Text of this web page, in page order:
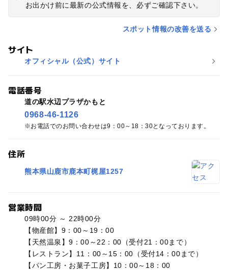
お出かけ前に最新の公式情報を、必ずご確認下さい。
スポット情報の改善を送る
サイト
オフィシャル（公式）サイト
電話番号
道の駅水辺プラザかもと
0968-46-1126
お電話でのお問い合わせは9：00～18：30となっております。
住所
熊本県山鹿市鹿本町梶屋1257
営業時間
09時00分 ～ 22時00分
【物産館】9：00～19：00
【天然温泉】9：00～22：00（受付21：00まで）
【レストラン】11：00～15：00（受付14：00まで）
【パン工房・お菓子工房】10：00～18：00